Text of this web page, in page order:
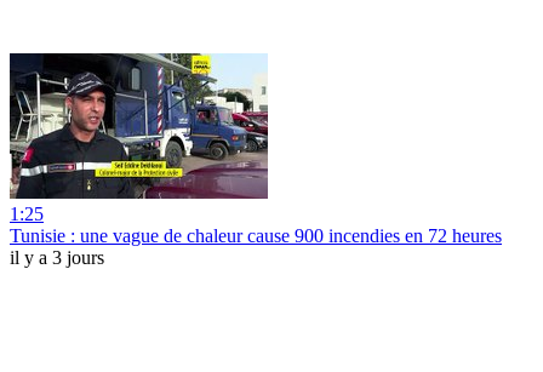
1:25
Tunisie : une vague de chaleur cause 900 incendies en 72 heures
il y a 3 jours